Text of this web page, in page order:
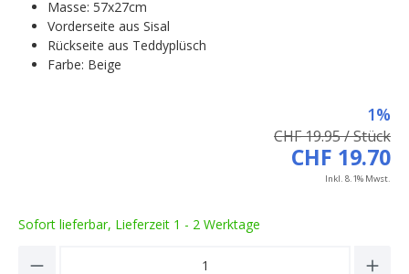
Masse: 57x27cm
Vorderseite aus Sisal
Rückseite aus Teddyplüsch
Farbe: Beige
1%
CHF 19.95 / Stück
CHF 19.70
Inkl. 8.1% Mwst.
Sofort lieferbar, Lieferzeit 1 - 2 Werktage
Product Quantity: Enter the desired